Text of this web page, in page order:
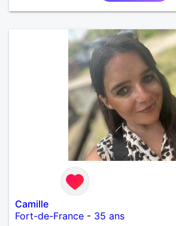
Camille
Fort-de-France - 35 ans